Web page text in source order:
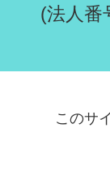
(法人番
このサ